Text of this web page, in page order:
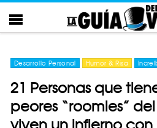
Desarrollo Personal Humor & Risa
21 Personas que
peores “roomies”